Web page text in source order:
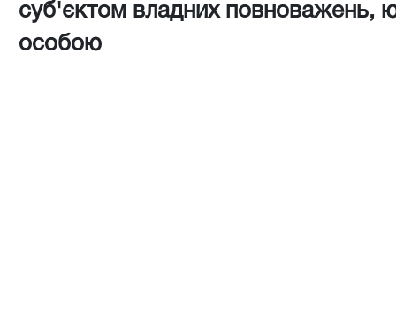
суб'єктом владних повноважень,
особою